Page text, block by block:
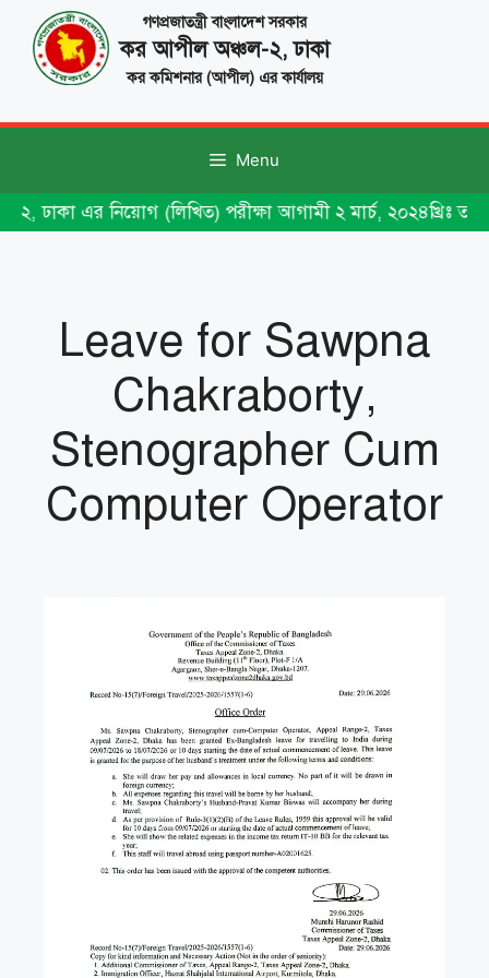
content
গণপ্রজাতন্ত্রী বাংলাদেশ সরকার
কর আপীল অঞ্চল-২, ঢাকা
কর কমিশনার (আপীল) এর কার্যালয়
Menu
ঢাকা এর নিয়োগ (লিখিত) পরীক্ষা আগামী ২ মার্চ, ২০২৪খ্রিঃ
Leave for Sawpna
Chakraborty,
Stenographer Cum
Computer Operator